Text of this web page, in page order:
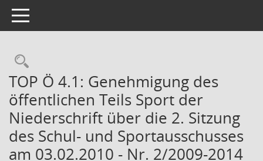
Toggle navigation
Rechercheauswahl
TOP Ö 4.1: Genehmigung des
öffentlichen Teils Sport der
Niederschrift über die 2. Sitzung
des Schul- und Sportausschusses
am 03.02.2010 - Nr. 2/2009-2014